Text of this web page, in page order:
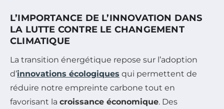
L’IMPORTANCE DE L’INNOVATION DANS
LA LUTTE CONTRE LE CHANGEMENT
CLIMATIQUE
La transition énergétique repose sur l’adoption
d’innovations écologiques qui permettent de
réduire notre empreinte carbone tout en
favorisant la croissance économique. Des